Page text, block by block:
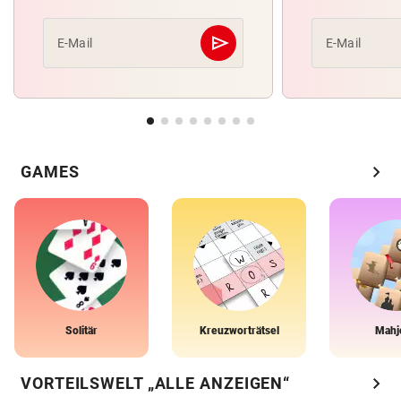
E-Mail send
Abschicken E-Mail
GAMES chevron_right
Solitär Kreuzworträtsel
VORTEILSWELT „ALLE ANZEIGEN“ chevron_right